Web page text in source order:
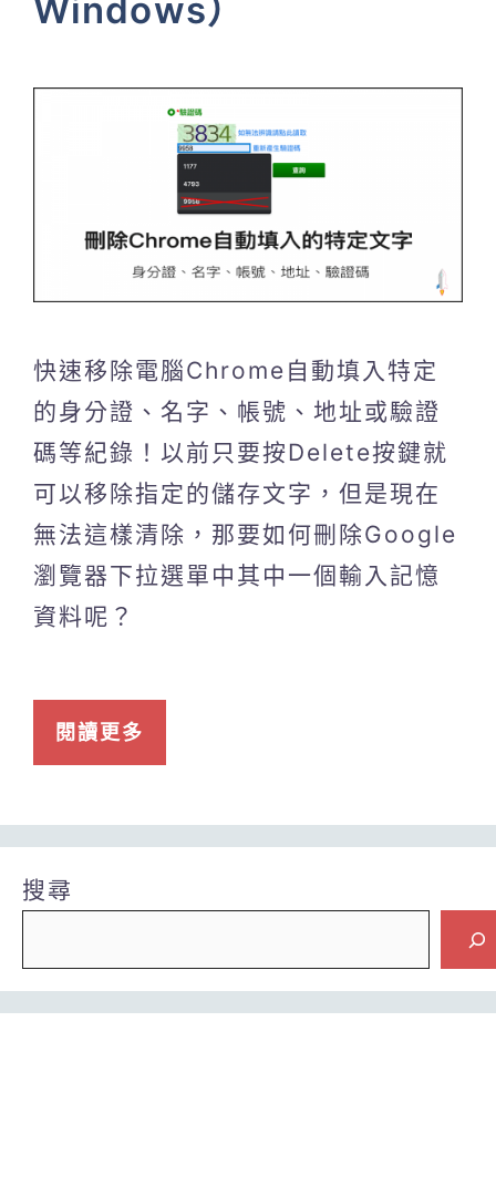
Windows）
快速移除電腦Chrome自動填入特定
的身分證、名字、帳號、地址或驗證
碼等紀錄！以前只要按Delete按鍵就
可以移除指定的儲存文字，但是現在
無法這樣清除，那要如何刪除Google
瀏覽器下拉選單中其中一個輸入記憶
資料呢？
閱讀更多
搜尋